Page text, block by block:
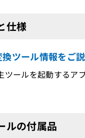
仕様
ツール情報をご
ールを起動するア
ルの付属品